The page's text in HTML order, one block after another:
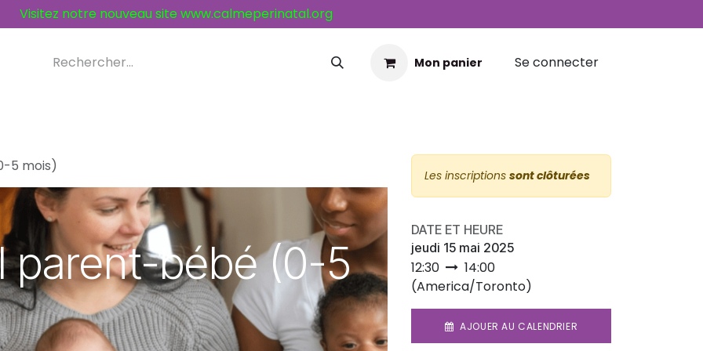
Visitez notre nouveau site www.calmeperinatal.org
Mon panier Se connecter
5 mois)
parent-bébé (0-5
Les inscriptions sont clôturées
DATE ET HEURE
jeudi 15 mai 2025
12:30
14:00
(America/Toronto)
AJOUER AU CALENDRIER